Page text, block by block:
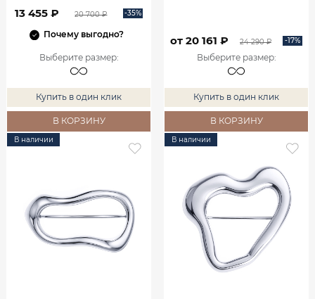
13 455 ₽ 20 700 ₽ -35%
Почему выгодно?
Выберите размер:
Купить в один клик
В КОРЗИНУ
от 20 161 ₽ 24 290 ₽ -17%
Выберите размер:
Купить в один клик
В КОРЗИНУ
В наличии В наличии